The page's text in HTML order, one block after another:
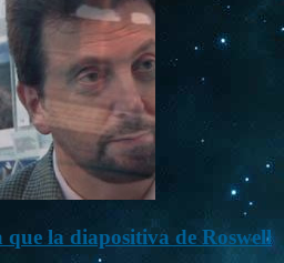
la diapositiva de Roswell